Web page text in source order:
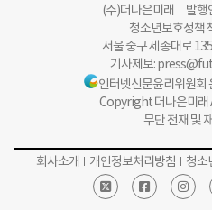
(주)더나은미래 발행
청소년보호정책
서울 중구 세종대로
기사제보:
인터넷신문윤리위원회
Copyright 더나은미
무단 전재 및
회사소개 개인정보처리방침 청소